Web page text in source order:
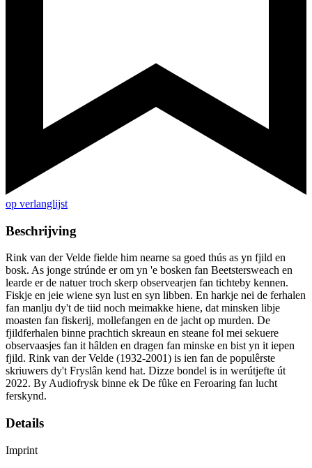
op verlanglijst
Beschrijving
Rink van der Velde fielde him nearne sa goed thús as yn fjild en
bosk. As jonge strúnde er om yn 'e bosken fan Beetstersweach en
learde er de natuer troch skerp observearjen fan tichteby kennen.
Fiskje en jeie wiene syn lust en syn libben. En harkje nei de ferhalen
fan manlju dy't de tiid noch meimakke hiene, dat minsken libje
moasten fan fiskerij, mollefangen en de jacht op murden. De
fjildferhalen binne prachtich skreaun en steane fol mei sekuere
observaasjes fan it hâlden en dragen fan minske en bist yn it iepen
fjild. Rink van der Velde (1932-2001) is ien fan de populêrste
skriuwers dy't Fryslân kend hat. Dizze bondel is in werútjefte út
2022. By Audiofrysk binne ek De fûke en Feroaring fan lucht
ferskynd.
Details
Imprint